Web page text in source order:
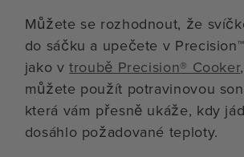
Můžete se rozhodnout, že
do sáčku a upečete v
jako vtroubě Precision® Cooker
můžete použít potravinovou
která vám přesně ukáže, kdy
dosáhlo požadované teploty.